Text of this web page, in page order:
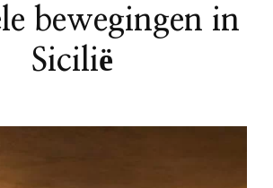
bewegingen in
Sicilië